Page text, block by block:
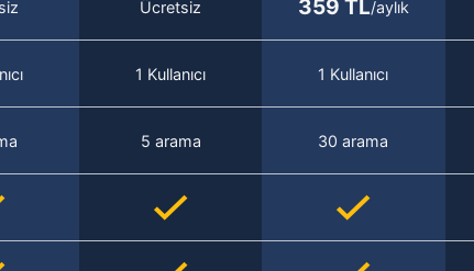
Ücretsiz 359 TL/aylık
1 Kullanıcı 1 Kullanıcı
5 arama 30 arama